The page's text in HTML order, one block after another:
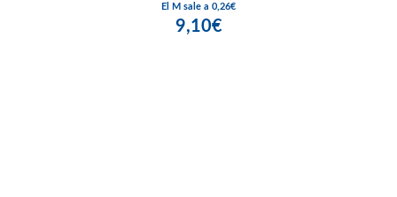
El M sale a 0,26€
9,10€